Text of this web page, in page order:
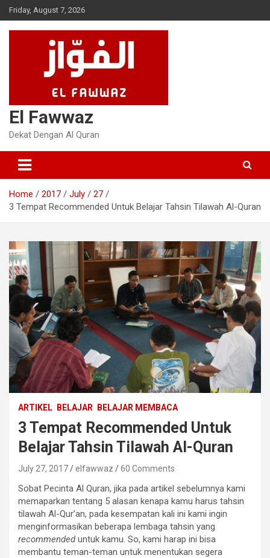
Skip
to
content
Friday, August 7, 2026
El Fawwaz
Dekat Dengan Al Quran
Home 2017 July
27
3 Tempat Recommended Untuk Belajar Tahsin Tilawah Al-Quran
ARTIKEL BELAJAR BELAJAR MEMBACA
3 Tempat Recommended Untuk
Belajar Tahsin Tilawah Al-Quran
July 27, 2017 elfawwaz 60 Comments
Sobat Pecinta Al Quran, jika pada artikel sebelumnya kami
memaparkan tentang 5 alasan kenapa kamu harus tahsin
tilawah Al-Qur’an, pada kesempatan kali ini kami ingin
menginformasikan beberapa lembaga tahsin yang
recommendeduntuk kamu. So, kami harap ini bisa
membantu teman-teman untuk menentukan segera